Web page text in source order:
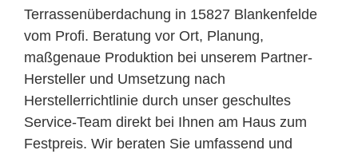
Terrassenüberdachung in 15827 Blankenfelde
vom Profi. Beratung vor Ort, Planung,
maßgenaue Produktion bei unserem Partner-
Hersteller und Umsetzung nach
Herstellerrichtlinie durch unser geschultes
Service-Team direkt bei Ihnen am Haus zum
Festpreis. Wir beraten Sie umfassend und